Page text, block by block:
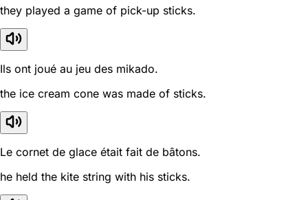
they played a game of pick-up sticks.
Ils ont joué au jeu des mikado.
the ice cream cone was made of sticks.
Le cornet de glace était fait de bâtons.
he held the kite string with his sticks.